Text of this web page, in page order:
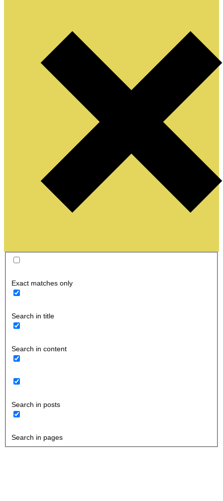
Exact matches only
Search in title
Search in content
Search in posts
Search in pages